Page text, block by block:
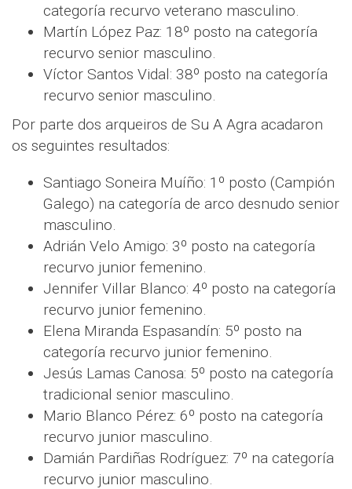
categoría recurvo veterano masculino.
Martín López Paz: 18º posto na categoría
recurvo senior masculino.
Víctor Santos Vidal: 38º posto na categoría
recurvo senior masculino.
Por parte dos arqueiros de Su A Agra acadaron
os seguintes resultados:
Santiago Soneira Muíño: 1º posto (Campión
Galego) na categoría de arco desnudo senior
masculino.
Adrián Velo Amigo: 3º posto na categoría
recurvo junior femenino.
Jennifer Villar Blanco: 4º posto na categoría
recurvo junior femenino.
Elena Miranda Espasandín: 5º posto na
categoría recurvo junior femenino.
Jesús Lamas Canosa: 5º posto na categoría
tradicional senior masculino.
Mario Blanco Pérez: 6º posto na categoría
recurvo junior masculino.
Damián Pardiñas Rodríguez: 7º na categoría
recurvo junior masculino.